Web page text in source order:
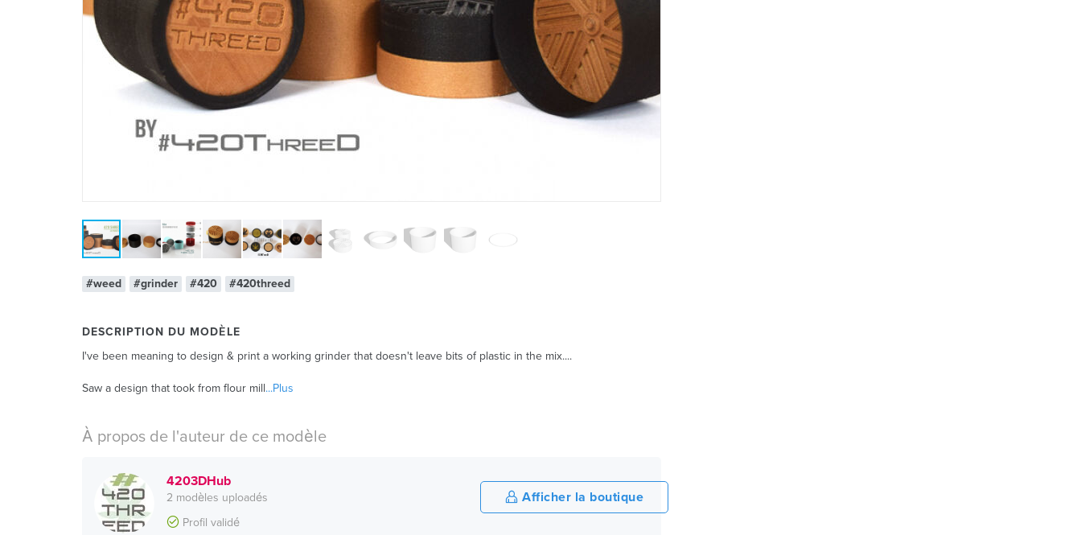
#weed #grinder #420 #420threed
DESCRIPTION DU MODÈLE
I've been meaning to design & print a working grinder that doesn't leave bits of plastic in the mix....
Saw a design that took from flour mill...Plus
À propos de l'auteur de ce modèle
4203DHub
2 modèles uploadés
Profil validé
Afficher la boutique